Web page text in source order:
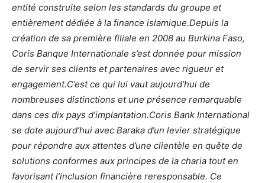
entité construite selon les standards du groupe et
entièrement dédiée à la finance islamique.Depuis la
création de sa première filiale en 2008 au Burkina Faso,
Coris Banque Internationale s’est donnée pour mission
de servir ses clients et partenaires avec rigueur et
engagement.C’est ce qui lui vaut aujourd’hui de
nombreuses distinctions et une présence remarquable
dans ces dix pays d’implantation.Coris Bank International
se dote aujourd’hui avec Baraka d’un levier stratégique
pour répondre aux attentes d’une clientèle en quête de
solutions conformes aux principes de la charia tout en
favorisant l’inclusion financière reresponsable. Ce